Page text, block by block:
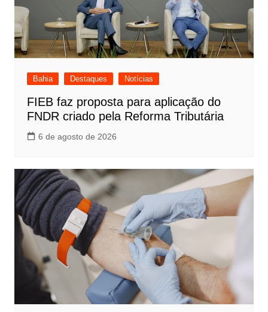
Bahia Destaques Notícias
FIEB faz proposta para aplicação do
FNDR criado pela Reforma Tributária
6 de agosto de 2026